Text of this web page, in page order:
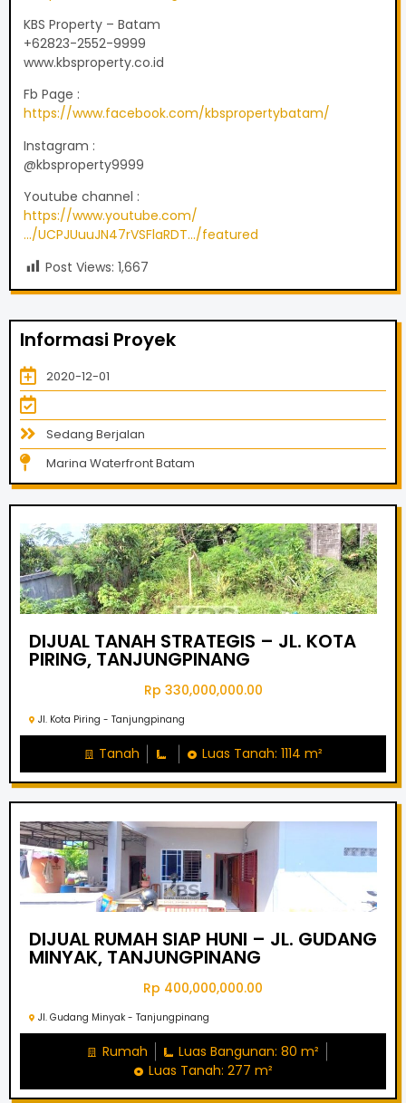
KBS Property – Batam
+62823-2552-9999
www.kbsproperty.co.id
Fb Page :
https://www.facebook.com/kbspropertybatam/
Instagram :
@kbsproperty9999
Youtube channel :
https://www.youtube.com/
…/UCPJUuuJN47rVSFlaRDT…/featured
Post Views: 1,667
Informasi Proyek
2020-12-01
Sedang Berjalan
Marina Waterfront Batam
DIJUAL TANAH STRATEGIS – JL. KOTA
PIRING, TANJUNGPINANG
Rp 330,000,000.00
Jl. Kota Piring - Tanjungpinang
Tanah Luas Tanah: 1114 m²
DIJUAL RUMAH SIAP HUNI – JL. GUDANG
MINYAK, TANJUNGPINANG
Rp 400,000,000.00
Jl. Gudang Minyak - Tanjungpinang
Rumah
Luas Bangunan: 80 m²
Luas Tanah: 277 m²